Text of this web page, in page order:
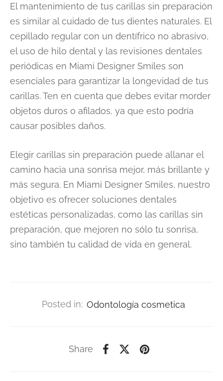
El mantenimiento de tus carillas sin preparación
es similar al cuidado de tus dientes naturales. El
cepillado regular con un dentífrico no abrasivo,
el uso de hilo dental y las revisiones dentales
periódicas en Miami Designer Smiles son
esenciales para garantizar la longevidad de tus
carillas. Ten en cuenta que debes evitar morder
objetos duros o afilados, ya que esto podría
causar posibles daños.
Elegir carillas sin preparación puede allanar el
camino hacia una sonrisa mejor, más brillante y
más segura. En Miami Designer Smiles, nuestro
objetivo es ofrecer soluciones dentales
estéticas personalizadas, como las carillas sin
preparación, que mejoren no sólo tu sonrisa,
sino también tu calidad de vida en general.
Posted in: Odontología cosmetica
Share